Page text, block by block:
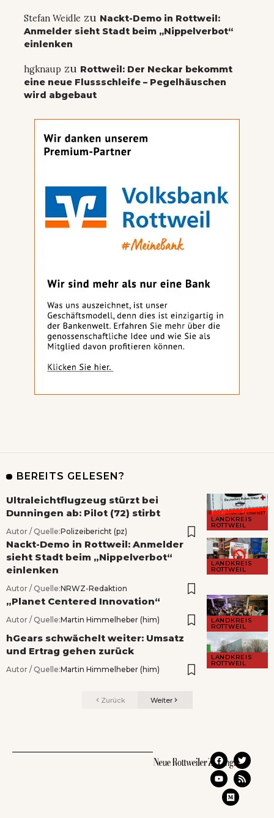
Stefan Weidle zu Nackt-Demo in Rottweil:
Anmelder sieht Stadt beim „Nippelverbot“
einlenken
hgknaup zu Rottweil: Der Neckar bekommt
eine neue Flussschleife – Pegelhäuschen
wird abgebaut
BEREITS GELESEN?
LANDKREIS
ROTTWEIL
Ultraleichtflugzeug stürzt bei
Dunningen ab: Pilot (72) stirbt
Autor / Quelle:Polizeibericht (pz)
LANDKREIS
ROTTWEIL
Nackt-Demo in Rottweil: Anmelder
sieht Stadt beim „Nippelverbot“
einlenken
Autor / Quelle:NRWZ-Redaktion
LANDKREIS
ROTTWEIL
„Planet Centered Innovation“
Autor / Quelle:Martin Himmelheber (him)
LANDKREIS
ROTTWEIL
hGears schwächelt weiter: Umsatz
und Ertrag gehen zurück
Autor / Quelle:Martin Himmelheber (him)
Zurück Weiter